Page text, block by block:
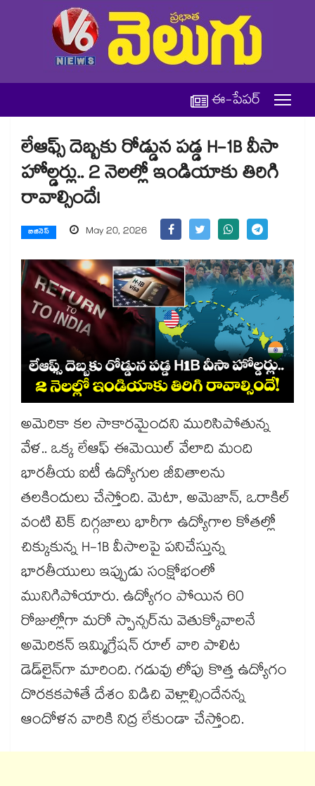
ఈ-పేపర్
లేఆఫ్స్ దెబ్బకు రోడ్డున పడ్డ H-1B వీసా
హోల్డర్లు.. 2 నెలల్లో ఇండియాకు తిరిగి
రావాల్సిందే!
బిజినెస్ May 20, 2026
అమెరికా కల సాకారమైందని మురిసిపోతున్న
వేళ.. ఒక్క లేఆఫ్ ఈమెయిల్ వేలాది మంది
భారతీయ ఐటీ ఉద్యోగుల జీవితాలను
తలకిందులు చేస్తోంది. మెటా, అమెజాన్, ఒరాకిల్
వంటి టెక్ దిగ్గజాలు భారీగా ఉద్యోగాల కోతల్లో
చిక్కుకున్న H-1B వీసాలపై పనిచేస్తున్న
భారతీయులు ఇప్పుడు సంక్షోభంలో
మునిగిపోయారు. ఉద్యోగం పోయిన 60
రోజుల్లోగా మరో స్పాన్సర్‌ను వెతుక్కోవాలనే
అమెరికన్ ఇమ్మిగ్రేషన్ రూల్ వారి పాలిట
డెడ్‌లైన్‌గా మారింది. గడువు లోపు కొత్త ఉద్యోగం
దొరకకపోతే దేశం విడిచి వెళ్లాల్సిందేనన్న
ఆందోళన వారికి నిద్ర లేకుండా చేస్తోంది.